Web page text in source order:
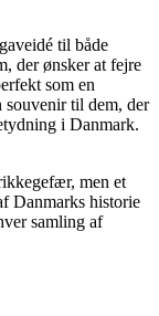
til både
der ønsker at fejre
som en
souvenir til dem, der
i Danmark.
men et
Danmarks historie
samling af